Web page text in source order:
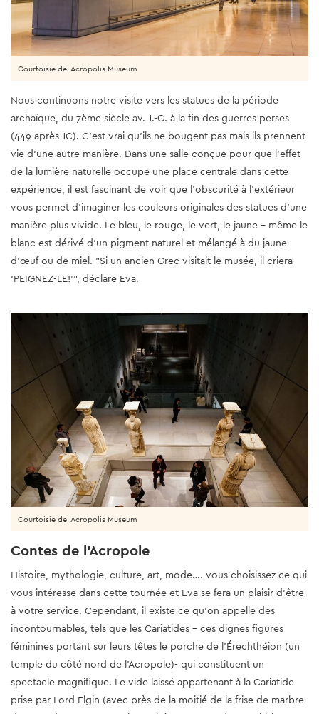
Nous continuons notre visite vers les statues de la période
archaïque, du 7ème siècle av. J.-C. à la fin des guerres perses
(449 après JC). C’est vrai qu’ils ne bougent pas mais ils prennent
vie d’une autre manière. Dans une salle conçue pour que l’effet
de la lumière naturelle occupe une place centrale dans cette
expérience, il est fascinant de voir que l'obscurité à l'extérieur
vous permet d'imaginer les couleurs originales des statues d’une
manière plus vivide. Le bleu, le rouge, le vert, le jaune - même le
blanc est dérivé d'un pigment naturel et mélangé à du jaune
d'œuf ou de miel. "Si un ancien Grec visitait le musée, il criera
‘PEIGNEZ-LE!’", déclare Eva.
Courtoisie de: Acropolis Museum
Courtoisie de: Acropolis Museum
Contes de l'Acropole
Histoire, mythologie, culture, art, mode…. vous choisissez ce qui
vous intéresse dans cette tournée et Eva se fera un plaisir d’être
à votre service. Cependant, il existe ce qu’on appelle des
incontournables, tels que les Cariatides - ces dignes figures
féminines portant sur leurs têtes le porche de l’Érechthéion (un
temple du côté nord de l’Acropole)- qui constituent un
spectacle magnifique. Le vide laissé appartenant à la Cariatide
prise par Lord Elgin (avec près de la moitié de la frise de marbre